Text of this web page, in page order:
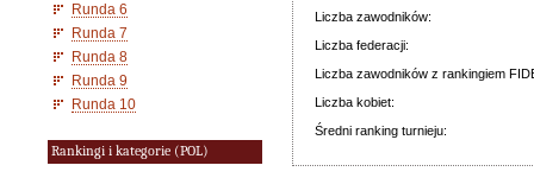
Runda 6
Runda 7
Runda 8
Runda 9
Runda 10
Rankingi i kategorie (POL)
Liczba zawodników:
Liczba federacji:
Liczba zawodników z rankingiem
Liczba kobiet:
Średni ranking turnieju: